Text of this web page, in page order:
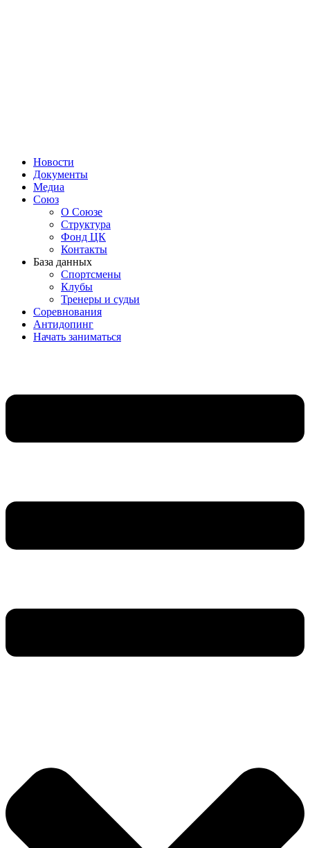
Новости
Документы
Медиа
Союз
О Союзе
Структура
Фонд ЦК
Контакты
База данных
Спортсмены
Клубы
Тренеры и судьи
Соревнования
Антидопинг
Начать заниматься